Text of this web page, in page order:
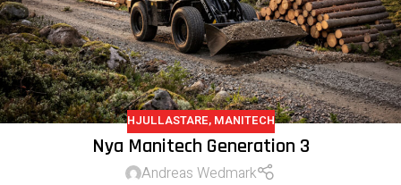
HJULLASTARE, MANITECH
Nya Manitech Generation 3
Andreas Wedmark